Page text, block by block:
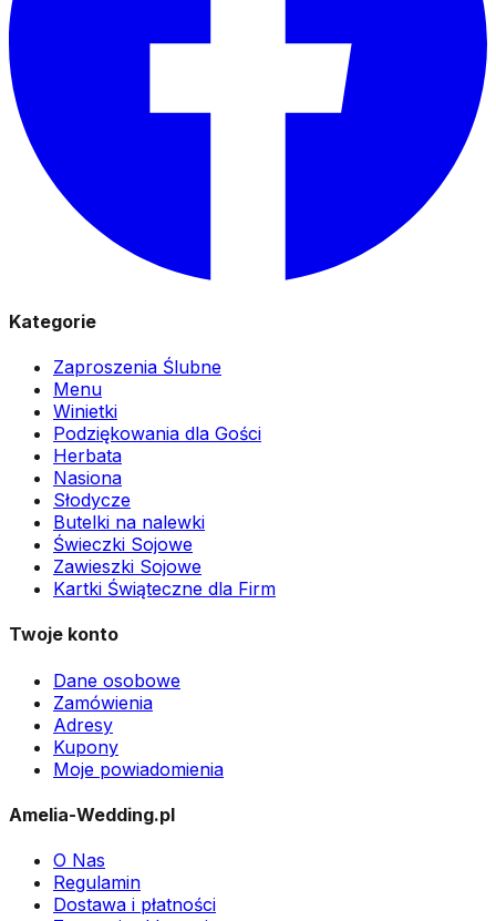
Kategorie
Zaproszenia Ślubne
Menu
Winietki
Podziękowania dla Gości
Herbata
Nasiona
Słodycze
Butelki na nalewki
Świeczki Sojowe
Zawieszki Sojowe
Kartki Świąteczne dla Firm
Twoje konto
Dane osobowe
Zamówienia
Adresy
Kupony
Moje powiadomienia
Amelia-Wedding.pl
O Nas
Regulamin
Dostawa i płatności